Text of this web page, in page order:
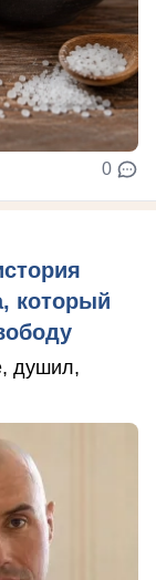
0
который
душил,